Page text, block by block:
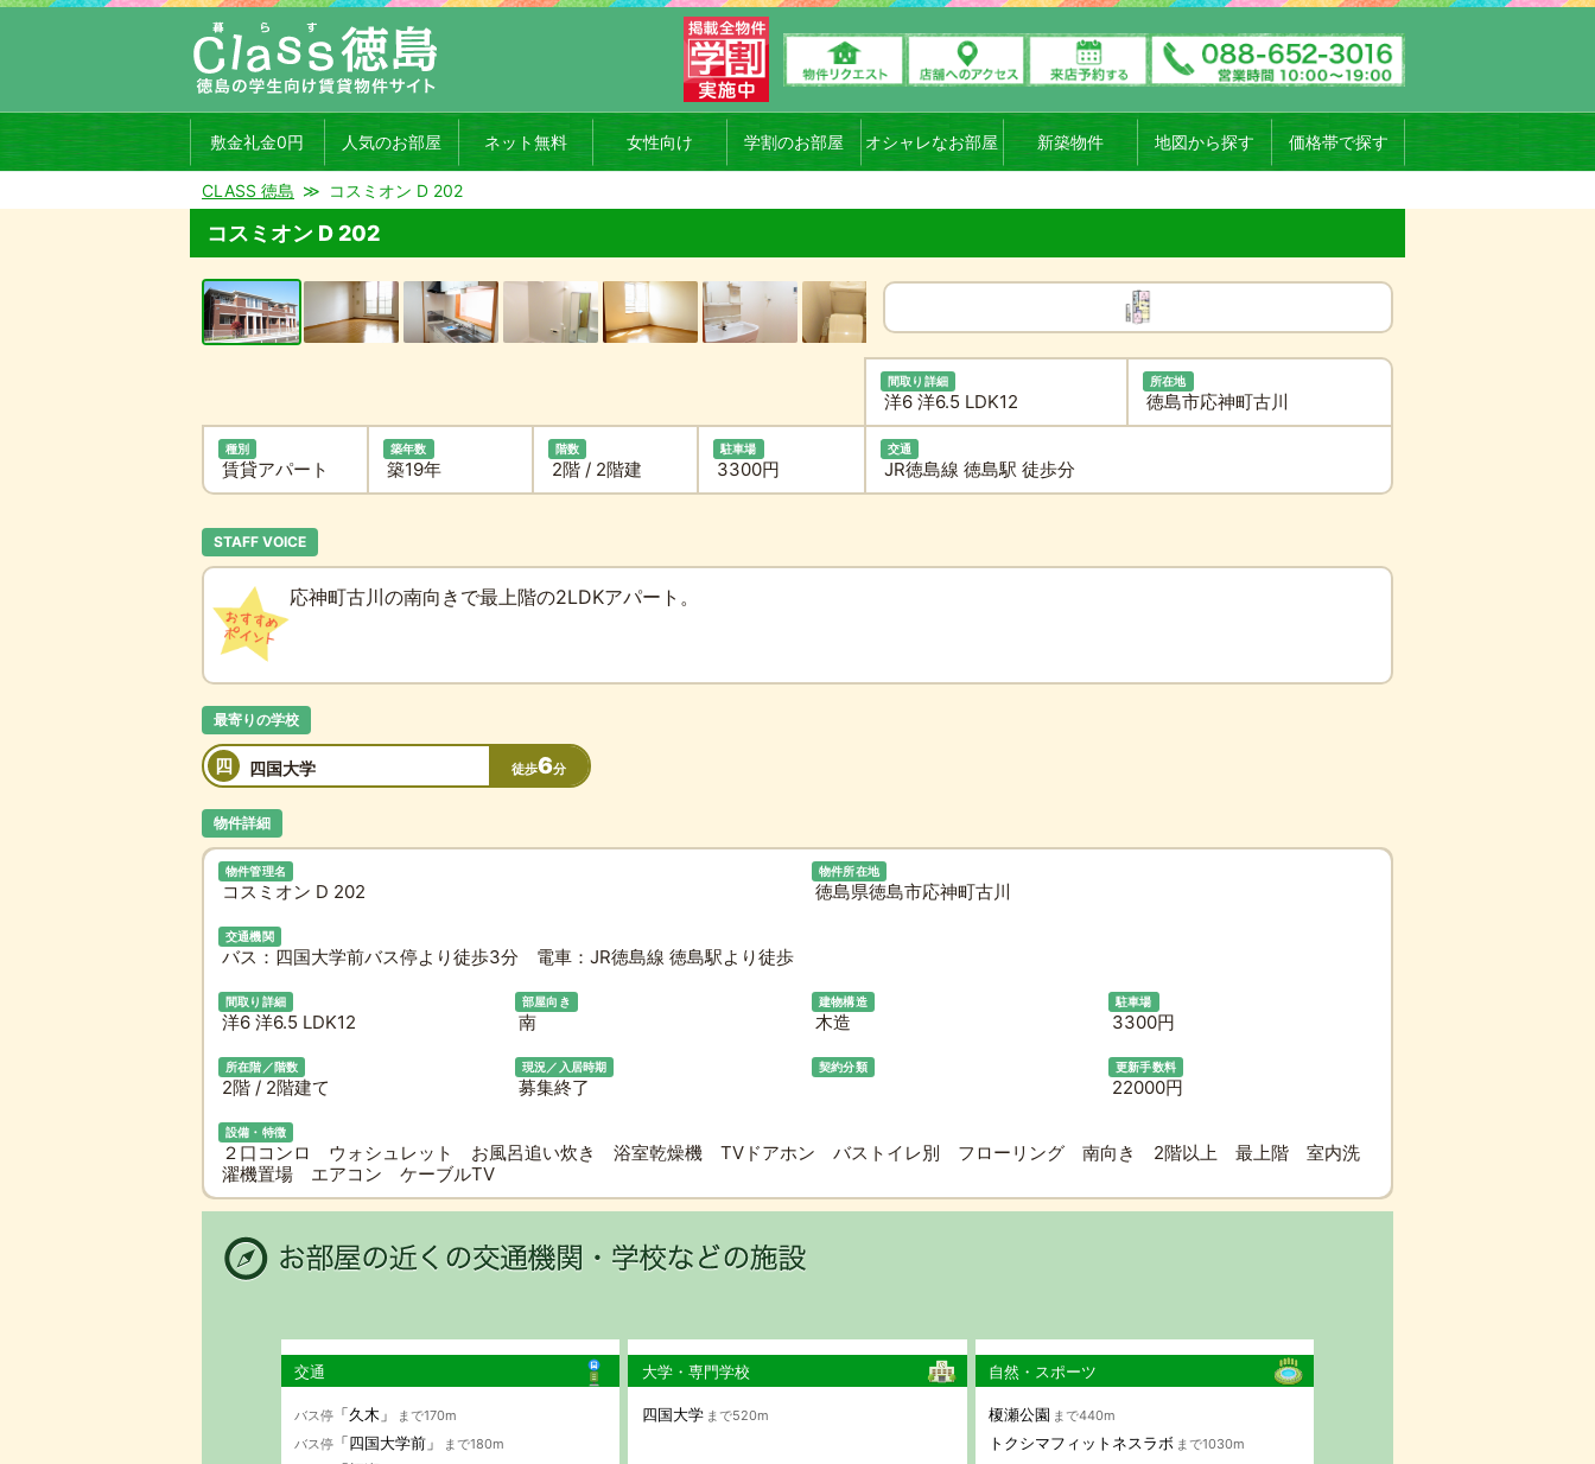
敷金礼金0円 人気のお部屋 ネット無料 女性向け 学割のお部屋 オシャレなお部屋 新築物件 地図から探す 価格帯で探す
CLASS 徳島 コスミオン D 202
コスミオン D 202
間取り詳細
洋6 洋6.5 LDK12
所在地
徳島市応神町古川
種別
賃貸アパート
築年数
築19年
階数
2階 / 2階建
駐車場
3300円
交通
JR徳島線 徳島駅 徒歩分
STAFF VOICE
応神町古川の南向きで最上階の2LDKアパート。
最寄りの学校
四 四国大学 徒歩6分
物件詳細
物件管理名
コスミオン D 202
物件所在地
徳島県徳島市応神町古川
交通機関
バス：四国大学前バス停より徒歩3分 電車：JR徳島線 徳島駅より徒歩
間取り詳細
洋6 洋6.5 LDK12
部屋向き
南
建物構造
木造
駐車場
3300円
所在階／階数
2階 / 2階建て
現況／入居時期
募集終了
契約分類 更新手数料
22000円
設備・特徴
２口コンロ ウォシュレット お風呂追い炊き 浴室乾燥機 TVドアホン バストイレ別 フローリング 南向き 2階以上 最上階 室内洗
濯機置場 エアコン ケーブルTV
交通
バス停 「久木」
まで170m
バス停 「四国大学前」
まで180m
大学・専門学校
四国大学 まで520m
自然・スポーツ
榎瀬公園 まで440m
トクシマフィットネスラボ まで1030m